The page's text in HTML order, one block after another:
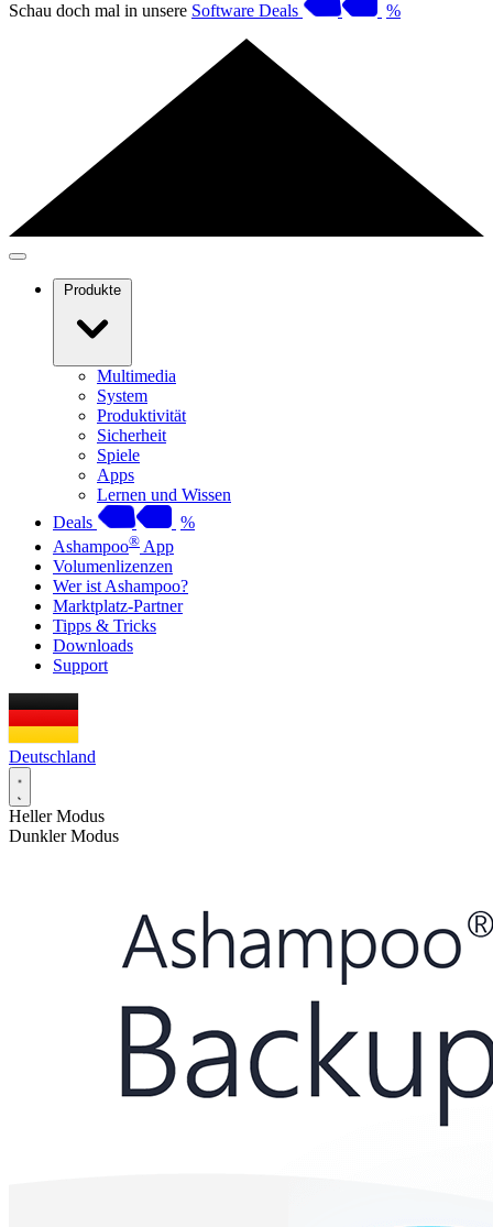
Schau doch mal in unsere Software Deals %
Produkte
Multimedia
System
Produktivität
Sicherheit
Spiele
Apps
Lernen und Wissen
Deals
%
Ashampoo® App
Volumenlizenzen
Wer ist Ashampoo?
Marktplatz-Partner
Tipps & Tricks
Downloads
Support
Deutschland
Heller Modus
Dunkler Modus